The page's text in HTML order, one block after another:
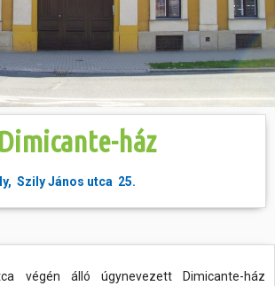
Dimicante-ház
Szily János utca 25.
végén álló úgynevezett Dimicante-ház